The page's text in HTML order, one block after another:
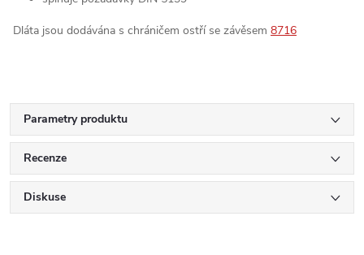
Dláta jsou dodávána s chráničem ostří se závěsem 8716
Parametry produktu
Recenze
Diskuse